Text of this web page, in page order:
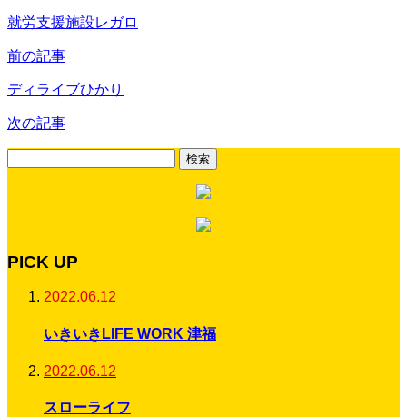
就労支援施設レガロ
前の記事
ディライブひかり
次の記事
PICK UP
2022.06.12
いきいきLIFE WORK 津福
2022.06.12
スローライフ